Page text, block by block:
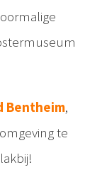
Bentheim,
te